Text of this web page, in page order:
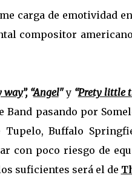
carga de emotividad
compositor
way”, “Angel"y “Prety little
Band pasando por
Tupelo, Buffalo
con poco riesgo de
suficientes será el de